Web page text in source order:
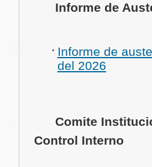
Informe de
Informe de
del 2026
Comite
Control Interno